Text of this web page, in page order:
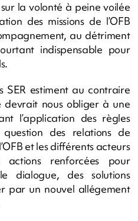
la volonté à peine voilée
des missions de l’OFB
au détriment
indispensable pour
SER estiment au contraire
devrait nous obliger à une
l’application des règles
des relations de
et les différents acteurs
renforcées pour
dialogue, des solutions
par un nouvel allégement